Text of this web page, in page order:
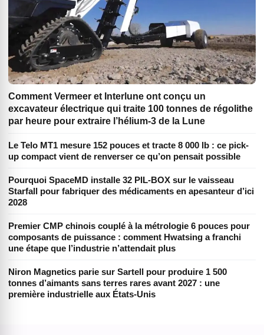
Comment Vermeer et Interlune ont conçu un
excavateur électrique qui traite 100 tonnes de régolithe
par heure pour extraire l’hélium-3 de la Lune
Le Telo MT1 mesure 152 pouces et tracte 8 000 lb : ce pick-
up compact vient de renverser ce qu’on pensait possible
Pourquoi SpaceMD installe 32 PIL-BOX sur le vaisseau
Starfall pour fabriquer des médicaments en apesanteur d’ici
2028
Premier CMP chinois couplé à la métrologie 6 pouces pour
composants de puissance : comment Hwatsing a franchi
une étape que l’industrie n’attendait plus
Niron Magnetics parie sur Sartell pour produire 1 500
tonnes d’aimants sans terres rares avant 2027 : une
première industrielle aux États-Unis